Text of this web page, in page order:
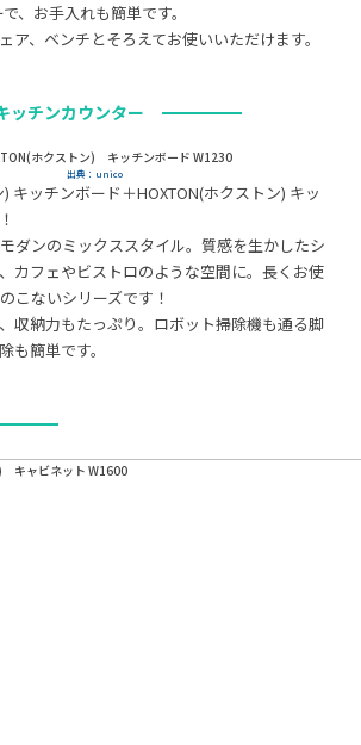
、お手入れも簡単です。
ア、ベンチとそろえてお使いいただけます。
ッチンカウンター
出典：unico
キッチンボード＋HOXTON(ホクストン) キッ
ダンのミックススタイル。質感を生かしたシ
カフェやビストロのような空間に。長くお使
こないシリーズです！
収納力もたっぷり。ロボット掃除機も通る脚
も簡単です。